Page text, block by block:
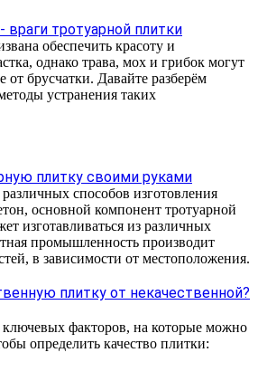
враги тротуарной плитки
обеспечить красоту и
однако трава, мох и грибок могут
от брусчатки. Давайте разберём
устранения таких
плитку своими руками
способов изготовления
основной компонент тротуарной
изготавливаться из различных
промышленность производит
в зависимости от местоположения.
плитку от некачественной?
ключевых факторов, на которые можно
определить качество плитки: